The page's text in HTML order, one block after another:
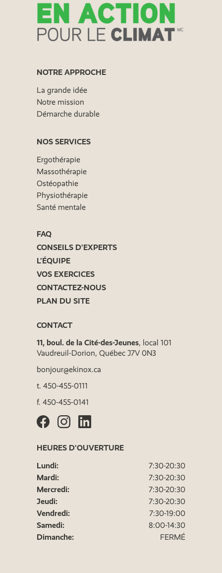
NOTRE APPROCHE
La grande idée
Notre mission
Démarche durable
NOS SERVICES
Ergothérapie
Massothérapie
Ostéopathie
Physiothérapie
Santé mentale
FAQ
CONSEILS D’EXPERTS
L’ÉQUIPE
VOS EXERCICES
CONTACTEZ-NOUS
PLAN DU SITE
CONTACT
11, boul. de la Cité-des-Jeunes, local 101
Vaudreuil-Dorion, Québec J7V 0N3
bonjour@ekinox.ca
t. 450-455-0111
f. 450-455-0141
HEURES D'OUVERTURE
Lundi:
7:30-20:30
Mardi:
7:30-20:30
Mercredi:
7:30-20:30
Jeudi:
7:30-20:30
Vendredi:
7:30-19:00
Samedi:
8:00-14:30
Dimanche:
FERMÉ